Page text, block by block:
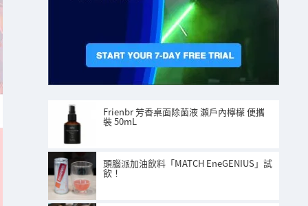
Frienbr 芳香桌面除菌液 瀨戶內檸檬 便攜
裝 50mL
頭腦派加油飲料「MATCH EneGENIUS」試
飲！